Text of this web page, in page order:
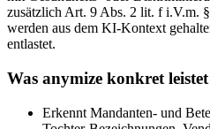
zusätzlich Art. 9 Abs. 2 lit. f i.V.m.
werden aus dem KI-Kontext
entlastet.
Was anymize konkret leistet
Erkennt Mandanten- und